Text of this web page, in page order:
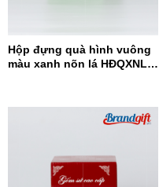
Hộp đựng quà hình vuông
màu xanh nõn lá HĐQXNL –